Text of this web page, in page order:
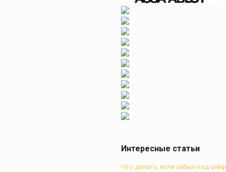
Интересные статьи
Что делать, если забыл код